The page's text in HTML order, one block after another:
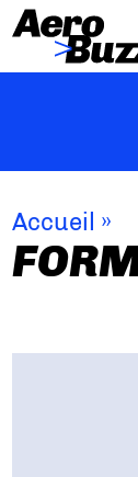
Accueil »